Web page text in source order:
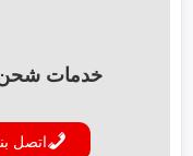
خدمات شحن
اتصل